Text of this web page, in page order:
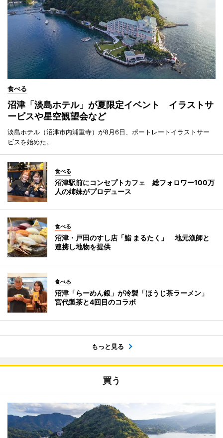
食べる
沼津「淡島ホテル」が夏限定イベント イラストサ
ービスや星空観望会など
淡島ホテル（沼津市内浦重寺）が8月6日、ポートレートイラストサー
ビスを始めた。
食べる
沼津駅前にコンセプトカフェ 総フォロワー100万
人の姉妹がプロデュース
食べる
沼津・戸田のすし店「鮨 まるたく」 地元漁師と
連携し地物を提供
食べる
沼津「らーめん銀」が冷製「ほうじ茶ラーメン」
宮代製茶と4回目のコラボ
もっと見る
買う